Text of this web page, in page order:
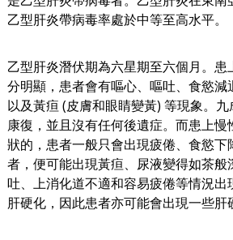
乙型肝炎帶病毒率處於中等至高水平。
乙型肝炎潛伏期為六星期至六個月。
分明顯，患者會有嘔心、嘔吐、食慾減
以及黃疸 (皮膚和眼睛變黃) 等現象。
康復，並且沒有任何後遺症。而患上慢
狀的，患者一般只會出現疲倦、食慾下
者，便可能出現黃疸、尿液變得如茶般
吐、上消化道不適和容易疲倦等情況出
肝硬化，因此患者亦可能會出現一些肝